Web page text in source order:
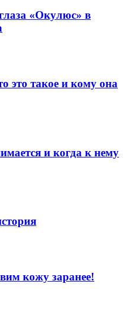
«Окулюс» в
это такое и кому она
и когда к нему
кожу заранее!